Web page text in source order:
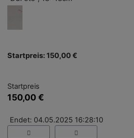
Startpreis: 150,00 €
Startpreis
150,00 €
Endet: 04.05.2025 16:28:10